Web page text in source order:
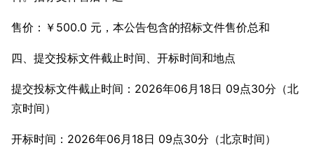
售价：￥500.0 元，本公告包含的招标文件售价总和
四、提交投标文件截止时间、开标时间和地点
提交投标文件截止时间：2026年06月18日 09点30分（北
京时间）
开标时间：2026年06月18日 09点30分（北京时间）